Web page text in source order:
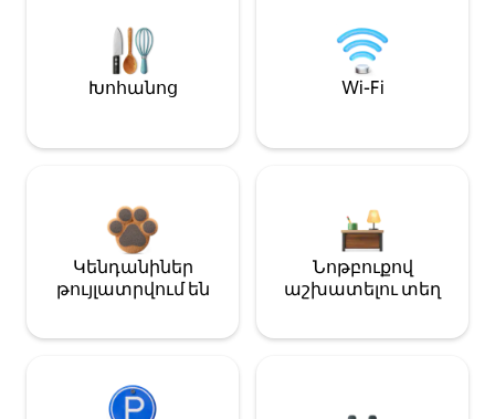
Խոհանոց Wi-Fi
Կենդանիներ
թույլատրվում են
Նոթբուքով
աշխատելու տեղ